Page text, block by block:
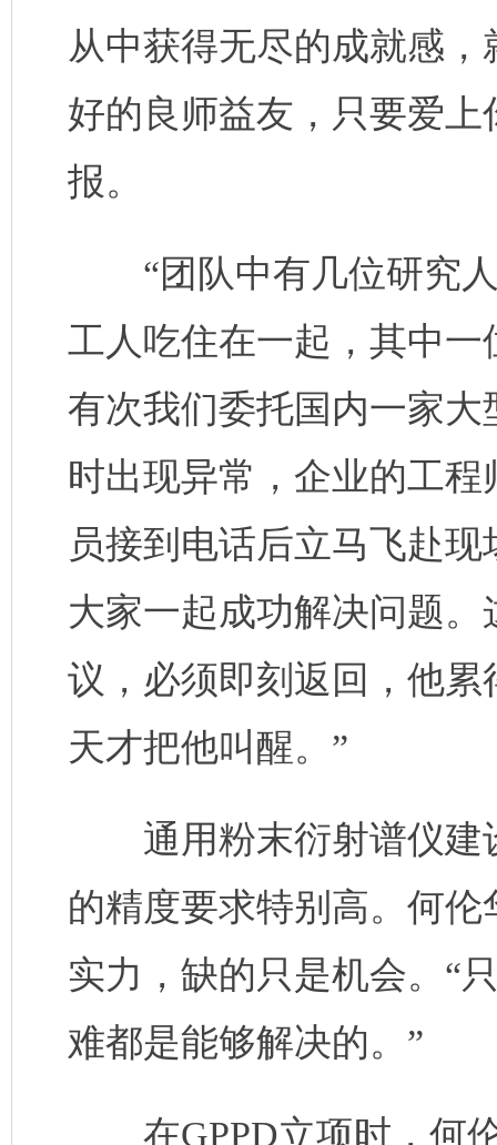
从中获得无尽的成就感
好的良师益友，只要爱
报。
“团队中有几位研究人
工人吃住在一起，其中
有次我们委托国内一家
时出现异常，企业的工
员接到电话后立马飞赴
大家一起成功解决问题
议，必须即刻返回，他
天才把他叫醒。”
通用粉末衍射谱仪建
的精度要求特别高。何
实力，缺的只是机会。“
难都是能够解决的。”
在GPPD立项时，何伦